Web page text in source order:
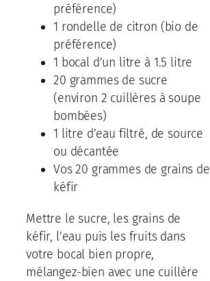
préférence)
1 rondelle de citron (bio de
préférence)
1 bocal d’un litre à 1.5 litre
20 grammes de sucre
(environ 2 cuillères à soupe
bombées)
1 litre d’eau filtré, de source
ou décantée
Vos 20 grammes de grains de
kéfir
Mettre le sucre, les grains de
kéfir, l’eau puis les fruits dans
votre bocal bien propre,
mélangez-bien avec une cuillère